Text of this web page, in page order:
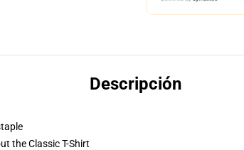
Descripción
the Classic T-Shirt